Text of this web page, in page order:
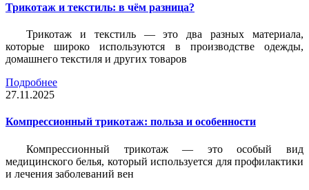
Трикотаж и текстиль: в чём разница?
Трикотаж и текстиль — это два разных материала,
которые широко используются в производстве одежды,
домашнего текстиля и других товаров
Подробнее
27.11.2025
Компрессионный трикотаж: польза и особенности
Компрессионный трикотаж — это особый вид
медицинского белья, который используется для профилактики
и лечения заболеваний вен